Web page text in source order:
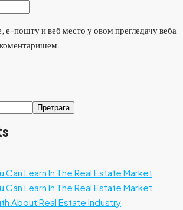
е-пошту и веб место у овом прегледачу веба
Претрага
Can Learn In The Real Estate Market
Can Learn In The Real Estate Market
About Real Estate Industry